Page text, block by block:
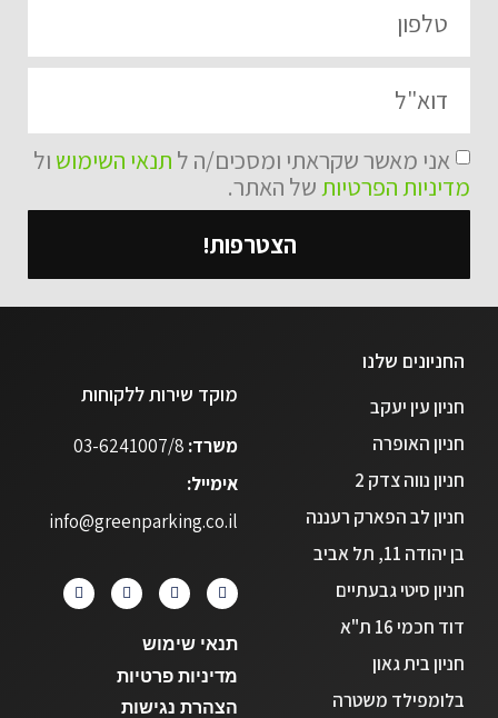
אני מאשר שקראתי ומסכים/ה ל תנאי השימושול
מדיניות הפרטיותשל האתר.
הצטרפות!
החניונים שלנו
חניון עין יעקב
חניון האופרה
חניון נווה צדק 2
חניון לב הפארק רעננה
בן יהודה 11, תל אביב
חניון סיטי גבעתיים
דוד חכמי 16 ת"א
חניון בית גאון
בלומפילד משטרה
מוקד שירות ללקוחות
משרד:03-6241007/8
אימייל:
info@greenparking.co.il
תנאי שימוש
מדיניות פרטיות
הצהרת נגישות